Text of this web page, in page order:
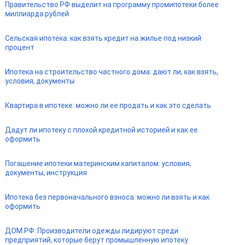
Правительство РФ выделит на программу промипотеки более
миллиарда рублей
Сельская ипотека: как взять кредит на жилье под низкий
процент
Ипотека на строительство частного дома: дают ли, как взять,
условия, документы
Квартира в ипотеке: можно ли ее продать и как это сделать
Дадут ли ипотеку с плохой кредитной историей и как ее
оформить
Погашение ипотеки материнским капиталом: условия,
документы, инструкция
Ипотека без первоначального взноса: можно ли взять и как
оформить
ДОМ.РФ: Производители одежды лидируют среди
предприятий, которые берут промышленную ипотеку